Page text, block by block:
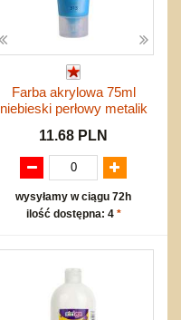
Farba akrylowa 75ml
niebieski perłowy metalik
11.68 PLN
wysyłamy w ciągu 72h
ilość dostępna: 4 *